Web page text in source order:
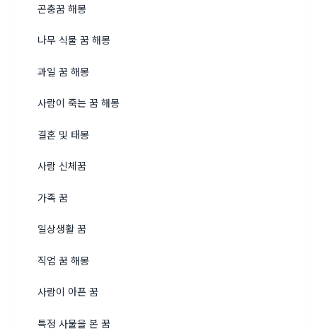
곤충꿈 해몽
나무 식물 꿈 해몽
과일 꿈 해몽
사람이 죽는 꿈 해몽
결혼 및 태몽
사람 신체꿈
가족 꿈
일상생활 꿈
직업 꿈 해몽
사람이 아픈 꿈
특정 사물을 본 꿈